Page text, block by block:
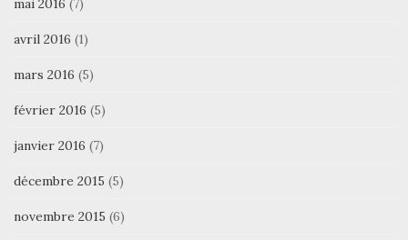
mai 2016 (7)
avril 2016 (1)
mars 2016 (5)
février 2016 (5)
janvier 2016 (7)
décembre 2015 (5)
novembre 2015 (6)